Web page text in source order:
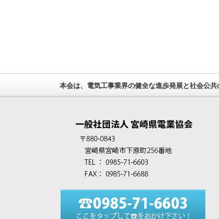
本会は、電気工事業界の健全な進歩発展と社会公